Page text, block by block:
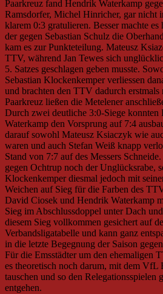
Paarkreuz fand Hendrik Waterkamp
Ramsdorfer, Michel Hinricher, gar nicht
klarem 0:3 gratulieren. Besser machte
der gegen Sebastian Schulz die
kam es zur Punkteteilung. Mateusz
TTV, während Jan Tewes sich
5. Satzes geschlagen geben musste.
Sebastian Klockenkemper verliessen
und brachten den TTV dadurch
Paarkreuz ließen die Metelener
Durch zwei deutliche 3:0-Siege
Waterkamp den Vorsprung auf 7:4
darauf sowohl Mateusz Ksiaczyk wie
waren und auch Stefan Weiß knapp
Stand von 7:7 auf des Messers
gegen Ochtrup noch der Unglücksrabe,
Klockenkemper diesmal jedoch mit
Weichen auf Sieg für die Farben des
David Ciosek und Hendrik Waterkamp
Sieg im Abschlussdoppel unter Dach
diesem Sieg vollkommen gesichert auf
Verbandsligatabelle und kann ganz
in die letzte Begegnung der Saison
Für die Emsstädter um den ehemaligen
es theoretisch noch darum, mit dem VfL
tauschen und so den Relegationsspielen
entgehen.